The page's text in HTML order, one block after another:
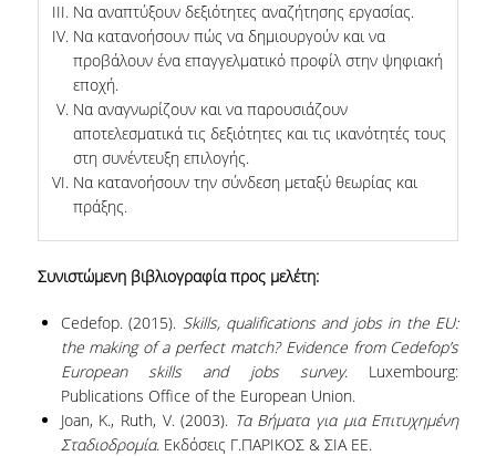
UNDERGRADUATE STUDY PROGRAMME -
ACCREDITATION
QUALITY ASSURANCE UNIT
RESEARCH
PUBLICATIONS IN SCIENTIFIC
JOURNALS
PUBLICATIONS IN CONFERENCES
Να αναπτύξουν δεξιότητες αναζήτησης εργασίας.
Να κατανοήσουν πώς να δημιουργούν και να
προβάλουν ένα επαγγελματικό προφίλ στην ψηφιακή
εποχή.
Να αναγνωρίζουν και να παρουσιάζουν
αποτελεσματικά τις δεξιότητες και τις ικανότητές τους
στη συνέντευξη επιλογής.
Να κατανοήσουν την σύνδεση μεταξύ θεωρίας και
πράξης.
Συνιστώμενη βιβλιογραφία προς μελέτη:
Cedefop. (2015). Skills, qualifications and jobs in the EU:
the making of a perfect match? Evidence from Cedefop’s
European skills and jobs survey. Luxembourg:
Publications Office of the European Union.
Joan, Κ., Ruth, V. (2003). Τα Βήματα για μια Επιτυχημένη
Σταδιοδρομία. Εκδόσεις Γ.ΠΑΡΙΚΟΣ & ΣΙΑ ΕΕ.